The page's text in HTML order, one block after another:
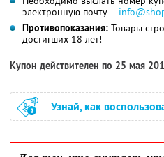
электронную почту —
Противопоказания: Товары
достигших 18 лет!
Купон действителен по 25 мая
Узнай, как